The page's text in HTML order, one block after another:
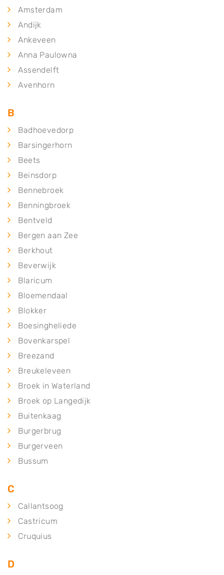
Amsterdam
Andijk
Ankeveen
Anna Paulowna
Assendelft
Avenhorn
B
Badhoevedorp
Barsingerhorn
Beets
Beinsdorp
Bennebroek
Benningbroek
Bentveld
Bergen aan Zee
Berkhout
Beverwijk
Blaricum
Bloemendaal
Blokker
Boesingheliede
Bovenkarspel
Breezand
Breukeleveen
Broek in Waterland
Broek op Langedijk
Buitenkaag
Burgerbrug
Burgerveen
Bussum
C
Callantsoog
Castricum
Cruquius
D